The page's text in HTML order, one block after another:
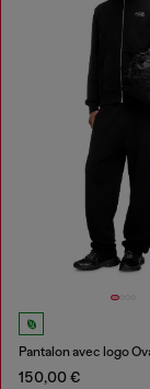
150,00 €